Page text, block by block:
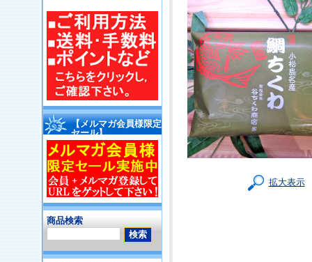
【メルマガ会員様限定
セール】
商品検索
拡大表示